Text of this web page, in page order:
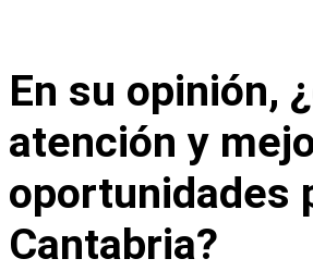
En su opinión,
atención y
oportunidades
Cantabria?